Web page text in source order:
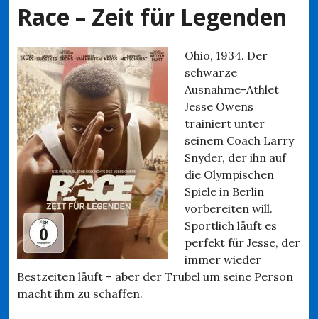
Race – Zeit für Legenden
Ohio, 1934. Der
schwarze
Ausnahme-Athlet
Jesse Owens
trainiert unter
seinem Coach Larry
Snyder, der ihn auf
die Olympischen
Spiele in Berlin
vorbereiten will.
Sportlich läuft es
perfekt für Jesse, der
immer wieder
Bestzeiten läuft – aber der Trubel um seine Person
macht ihm zu schaffen.